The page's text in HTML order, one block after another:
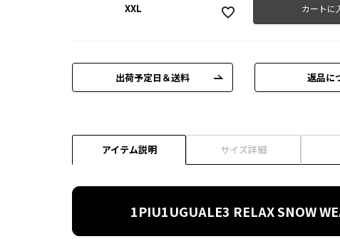
XXL カートに
出荷予定日＆送料 返品に
アイテム説明 サイズ詳細
1PIU1UGUALE3 RELAX SNOW